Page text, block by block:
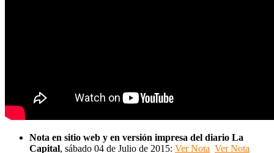
Nota en sitio web y en versión impresa del diario La
Capital, sábado 04 de Julio de 2015: Ver Nota Ver Nota